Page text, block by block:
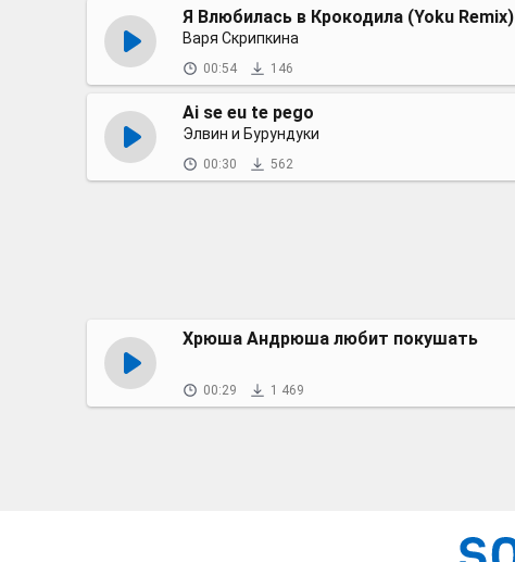
Я Влюбилась в Крокодила (Yoku Remix)
Варя Скрипкина
00:54 146
Ai se eu te pego
Элвин и Бурундуки
00:30 562
Хрюша Андрюша любит покушать
00:29 1 469